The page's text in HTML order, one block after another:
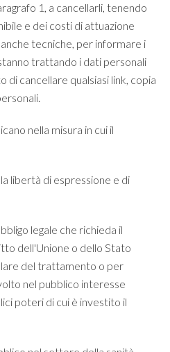
1, a cancellarli, tenendo
e dei costi di attuazione
tecniche, per informare i
trattando i dati personali
di cancellare qualsiasi link, copia
nella misura in cui il
libertà di espressione e di
legale che richieda il
dell'Unione o dello Stato
del trattamento o per
nel pubblico interesse
poteri di cui è investito il